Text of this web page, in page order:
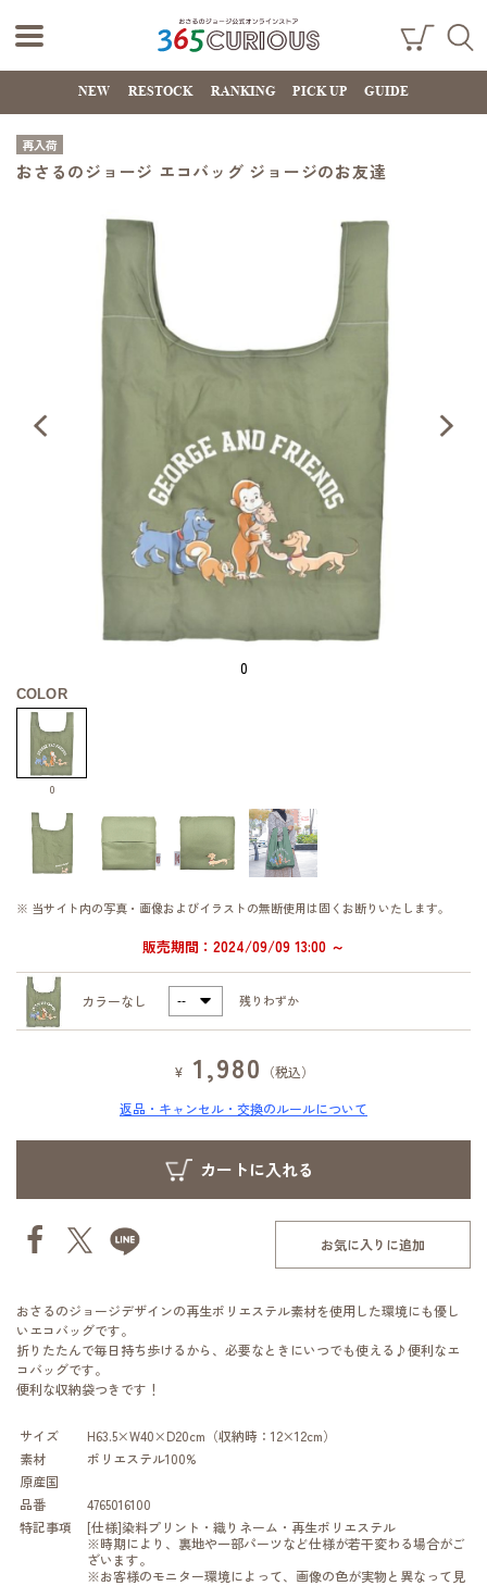
おさるのジョー
ジ公式オンライ
365CURIOUS
ング
カー
NEW RESTOCK RANKING PICK UP GUIDE
再入荷
おさるのジョージ エコバッグ ジョージのお友達
0
COLOR
0
※ 当サイト内の写真・画像およびイラストの無断使用は固くお断りいたします。
販売期間：2024/09/09 13:00 ～
カラーなし 残りわずか
¥ 1,980
（税込）
返品・キャンセル・交換のルールについて
お気に入りに追加
おさるのジョージデザインの再生ポリエステル素材を使用した環境にも優し
いエコバッグです。
折りたたんで毎日持ち歩けるから、必要なときにいつでも使える♪便利なエ
コバッグです。
便利な収納袋つきです！
サイズ
H63.5×W40×D20cm（収納時：12×12cm）
素材
ポリエステル100%
原産国
品番
4765016100
特記事項
[仕様]染料プリント・織りネーム・再生ポリエステル
※時期により、裏地や一部パーツなど仕様が若干変わる場合がご
ざいます。
※お客様のモニター環境によって、画像の色が実物と異なって見